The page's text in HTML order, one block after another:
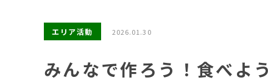
エリア活動 2026.01.30
みんなで作ろう！食べよ